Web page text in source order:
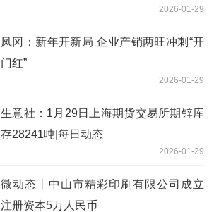
2026-01-29
凤冈：新年开新局 企业产销两旺冲刺“开
门红”
2026-01-29
生意社：1月29日上海期货交易所期锌库
存28241吨|每日动态
2026-01-29
微动态丨中山市精彩印刷有限公司成立
注册资本5万人民币